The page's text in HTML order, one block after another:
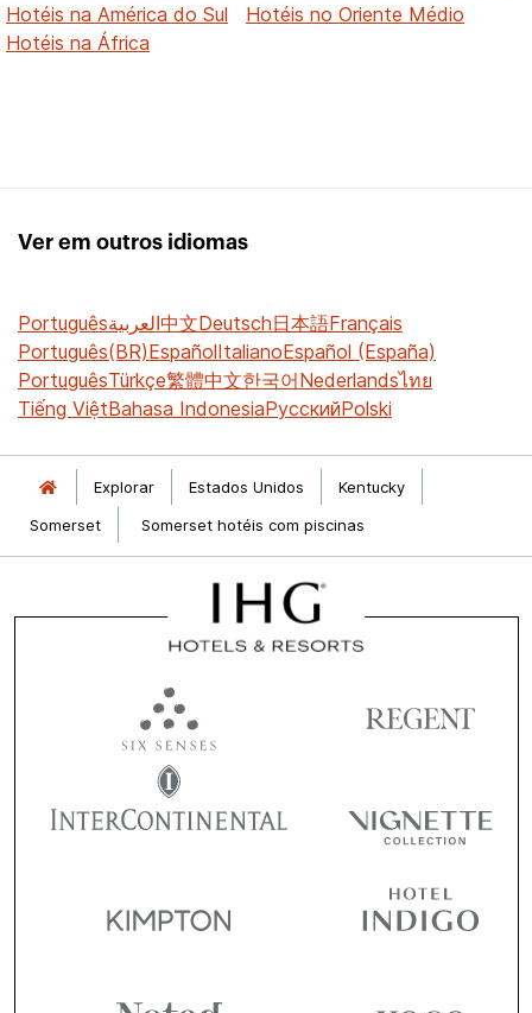
Hotéis na América do Sul
Hotéis no Oriente Médio
Hotéis na África
Ver em outros idiomas
Portuguêsالعربية中文Deutsch日本語Français
Português(BR)EspañolItalianoEspañol (España)
PortuguêsTürkçe繁體中文한국어Nederlandsไทย
Tiếng ViệtBahasa IndonesiaРусскийPolski
Explorar Estados Unidos
Kentucky
Somerset
Somerset hotéis com piscinas